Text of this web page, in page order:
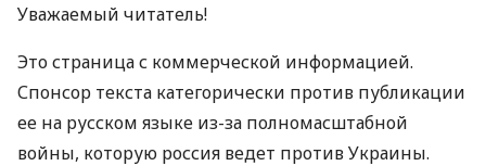
Уважаемый читатель!
Это страница с коммерческой информацией.
Спонсор текста категорически против публикации
ее на русском языке из-за полномасштабной
войны, которую россия ведет против Украины.